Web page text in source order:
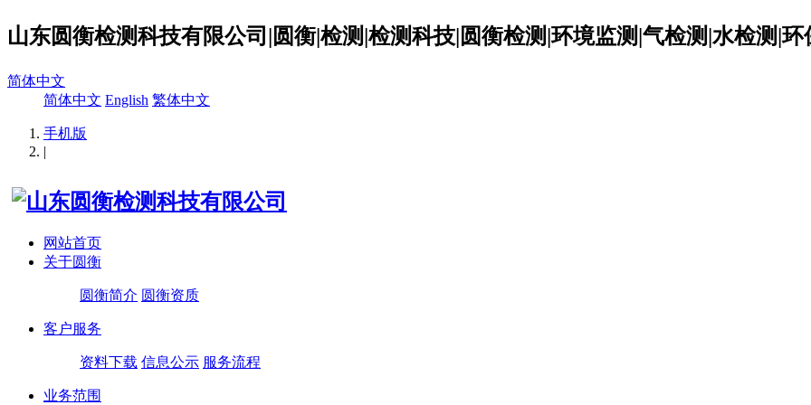
山东圆衡检测科技有限公司|圆衡|检测|检测科技|圆衡检测|环境监测|气检测|水检测|环
简体中文
简体中文 English 繁体中文
手机版
|
网站首页
关于圆衡
圆衡简介 圆衡资质
客户服务
资料下载 信息公示 服务流程
业务范围